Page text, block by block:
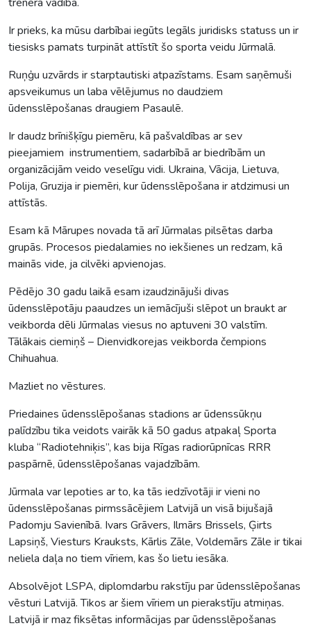
Ir prieks, ka mūsu darbībai iegūts legāls juridisks statuss un ir
tiesisks pamats turpināt attīstīt šo sporta veidu Jūrmalā.
Ruņģu uzvārds ir starptautiski atpazīstams. Esam saņēmuši
apsveikumus un laba vēlējumus no daudziem
ūdensslēpošanas draugiem Pasaulē.
Ir daudz brīnišķīgu piemēru, kā pašvaldības ar sev
pieejamiem instrumentiem, sadarbībā ar biedrībām un
organizācijām veido veselīgu vidi. Ukraina, Vācija, Lietuva,
Polija, Gruzija ir piemēri, kur ūdensslēpošana ir atdzimusi un
attīstās.
Esam kā Mārupes novada tā arī Jūrmalas pilsētas darba
grupās. Procesos piedalamies no iekšienes un redzam, kā
mainās vide, ja cilvēki apvienojas.
Pēdējo 30 gadu laikā esam izaudzinājuši divas
ūdensslēpotāju paaudzes un iemācījuši slēpot un braukt ar
veikborda dēli Jūrmalas viesus no aptuveni 30 valstīm.
Tālākais ciemiņš – Dienvidkorejas veikborda čempions
Chihuahua.
Mazliet no vēstures.
Priedaines ūdensslēpošanas stadions ar ūdenssūkņu
palīdzību tika veidots vairāk kā 50 gadus atpakaļ Sporta
kluba “Radiotehniķis”, kas bija Rīgas radiorūpnīcas RRR
paspārnē, ūdensslēpošanas vajadzībām.
Jūrmala var lepoties ar to, ka tās iedzīvotāji ir vieni no
ūdensslēpošanas pirmssācējiem Latvijā un visā bijušajā
Padomju Savienībā. Ivars Grāvers, Ilmārs Brissels, Ģirts
Lapsiņš, Viesturs Krauksts, Kārlis Zāle, Voldemārs Zāle ir tikai
neliela daļa no tiem vīriem, kas šo lietu iesāka.
Absolvējot LSPA, diplomdarbu rakstīju par ūdensslēpošanas
vēsturi Latvijā. Tikos ar šiem vīriem un pierakstīju atmiņas.
Latvijā ir maz fiksētas informācijas par ūdensslēpošanas